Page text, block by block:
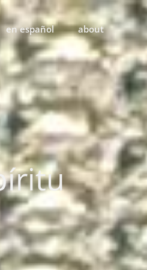
en español about